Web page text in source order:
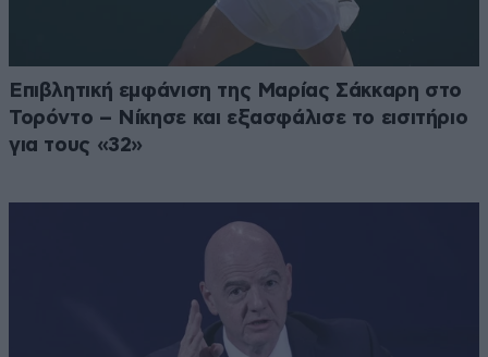
Επιβλητική εμφάνιση της Μαρίας Σάκκαρη στο
Τορόντο – Νίκησε και εξασφάλισε το εισιτήριο
για τους «32»